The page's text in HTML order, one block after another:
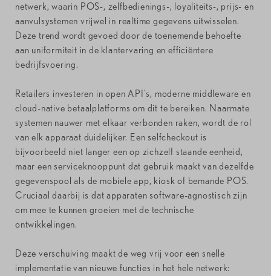
netwerk, waarin POS-, zelfbedienings-, loyaliteits-, prijs- en
aanvulsystemen vrijwel in realtime gegevens uitwisselen.
Deze trend wordt gevoed door de toenemende behoefte
aan uniformiteit in de klantervaring en efficiëntere
bedrijfsvoering.
Retailers investeren in open API's, moderne middleware en
cloud-native betaalplatforms om dit te bereiken. Naarmate
systemen nauwer met elkaar verbonden raken, wordt de rol
van elk apparaat duidelijker. Een selfcheckout is
bijvoorbeeld niet langer een op zichzelf staande eenheid,
maar een serviceknooppunt dat gebruik maakt van dezelfde
gegevenspool als de mobiele app, kiosk of bemande POS.
Cruciaal daarbij is dat apparaten software-agnostisch zijn
om mee te kunnen groeien met de technische
ontwikkelingen.
Deze verschuiving maakt de weg vrij voor een snelle
implementatie van nieuwe functies in het hele netwerk: